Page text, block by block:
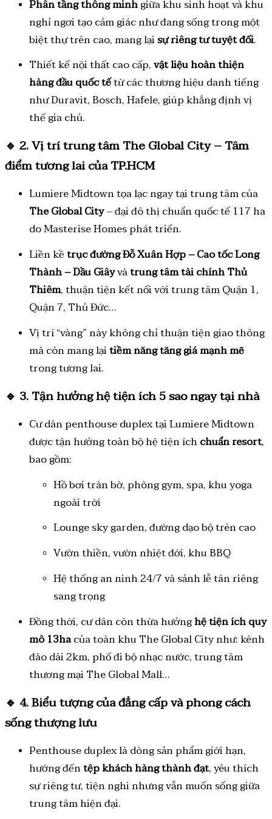
Phân tầng thông minhgiữa khu sinh hoạt và khu
nghỉ ngơi tạo cảm giác như đang sống trong một
biệt thự trên cao, mang lạisự riêng tư tuyệt đối.
Thiết kế nội thất cao cấp,vật liệu hoàn thiện
hàng đầu quốc tếtừ các thương hiệu danh tiếng
như Duravit, Bosch, Hafele, giúp khẳng định vị
thế gia chủ.
🔹 2. Vị trí trung tâm The Global City – Tâm
điểm tương lai của TP.HCM
Lumiere Midtown tọa lạc ngay tại trung tâm của
The Global City– đại đô thị chuẩn quốc tế 117 ha
do Masterise Homes phát triển.
Liền kềtrục đường Đỗ Xuân Hợp – Cao tốc Long
Thành – Dầu Giâyvàtrung tâm tài chính Thủ
Thiêm, thuận tiện kết nối với trung tâm Quận 1,
Quận 7, Thủ Đức…
Vị trí “vàng” này không chỉ thuận tiện giao thông
mà còn mang lạitiềm năng tăng giá mạnh mẽ
trong tương lai.
🔹 3. Tận hưởng hệ tiện ích 5 sao ngay tại nhà
Cư dân penthouse duplex tại Lumiere Midtown
được tận hưởng toàn bộ hệ tiện íchchuẩn resort,
bao gồm:
Hồ bơi tràn bờ, phòng gym, spa, khu yoga
ngoài trời
Lounge sky garden, đường dạo bộ trên cao
Vườn thiền, vườn nhiệt đới, khu BBQ
Hệ thống an ninh 24/7 và sảnh lễ tân riêng
sang trọng
Đồng thời, cư dân còn thừa hưởnghệ tiện ích quy
mô 13hacủa toàn khu The Global City như: kênh
đào dài 2km, phố đi bộ nhạc nước, trung tâm
thương mại The Global Mall…
🔹 4. Biểu tượng của đẳng cấp và phong cách
sống thượng lưu
Penthouse duplex là dòng sản phẩm giới hạn,
hướng đếntệp khách hàng thành đạt, yêu thích
sự riêng tư, tiện nghi nhưng vẫn muốn sống giữa
trung tâm hiện đại.